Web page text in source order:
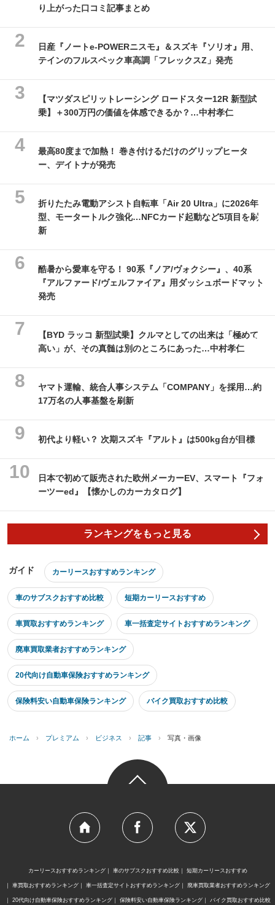
り上がった口コミ記事まとめ
日産『ノートe-POWERニスモ』＆スズキ『ソリオ』用、
テインのフルスペック車高調「フレックスZ」発売
【マツダスピリットレーシング ロードスター12R 新型試
乗】＋300万円の価値を体感できるか？…中村孝仁
最高80度まで加熱！ 巻き付けるだけのグリップヒータ
ー、デイトナが発売
折りたたみ電動アシスト自転車「Air 20 Ultra」に2026年
型、モータートルク強化…NFCカード起動など5項目を刷
新
酷暑から愛車を守る！ 90系『ノア/ヴォクシー』、40系
『アルファード/ヴェルファイア』用ダッシュボードマット
発売
【BYD ラッコ 新型試乗】クルマとしての出来は「極めて
高い」が、その真髄は別のところにあった…中村孝仁
ヤマト運輸、統合人事システム「COMPANY」を採用…約
17万名の人事基盤を刷新
初代より軽い？ 次期スズキ『アルト』は500kg台が目標
日本で初めて販売された欧州メーカーEV、スマート『フォ
ーツーed』【懐かしのカーカタログ】
ランキングをもっと見る
ガイド カーリースおすすめランキング
車のサブスクおすすめ比較 短期カーリースおすすめ
車買取おすすめランキング 車一括査定サイトおすすめランキング
廃車買取業者おすすめランキング
20代向け自動車保険おすすめランキング
保険料安い自動車保険ランキング バイク買取おすすめ比較
ホーム › プレミアム › ビジネス › 記事 › 写真・画像
カーリースおすすめランキング 車のサブスクおすすめ比較 短期カーリースおすすめ
車買取おすすめランキング 車一括査定サイトおすすめランキング 廃車買取業者おすすめランキング
20代向け自動車保険おすすめランキング 保険料安い自動車保険ランキング バイク買取おすすめ比較